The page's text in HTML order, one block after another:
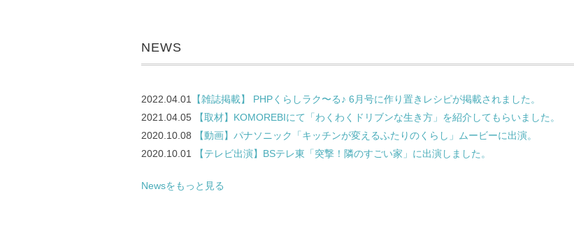
NEWS
2022.04.01
【雑誌掲載】 PHPくらしラク〜る♪ 6月号に作り置きレシピが掲載されました。
2021.04.05
【取材】KOMOREBIにて「わくわくドリブンな生き方」を紹介してもらいました。
2020.10.08
【動画】パナソニック「キッチンが変えるふたりのくらし」ムービーに出演。
2020.10.01
【テレビ出演】BSテレ東「突撃！隣のすごい家」に出演しました。
Newsをもっと見る